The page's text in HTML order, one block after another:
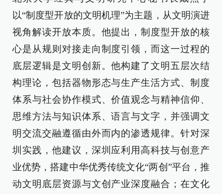
以“制度型开放的文明机理”为主题，从文明演进
视角解读开放本质。他提出，制度型开放的核
心是从规则对接走向制度引领，而这一过程的
底层逻辑是文明创新。他构建了文明五层次结
构理论，包括器物形态与生产生活方式、制度
体系与社会协作模式、价值观念与精神信仰、
思维方法与知识体系、语言与文字，并强调文
明交流交融遵循由外而内的渗透规律。针对深
圳实践，他建议，深圳应利用高科技与创意产
业优势，搭建中华优秀传统文化“两创”平台，推
动文明底层资源与文创产业深度融合；在文化